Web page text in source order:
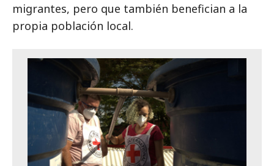
migrantes, pero que también benefician a la
propia población local.